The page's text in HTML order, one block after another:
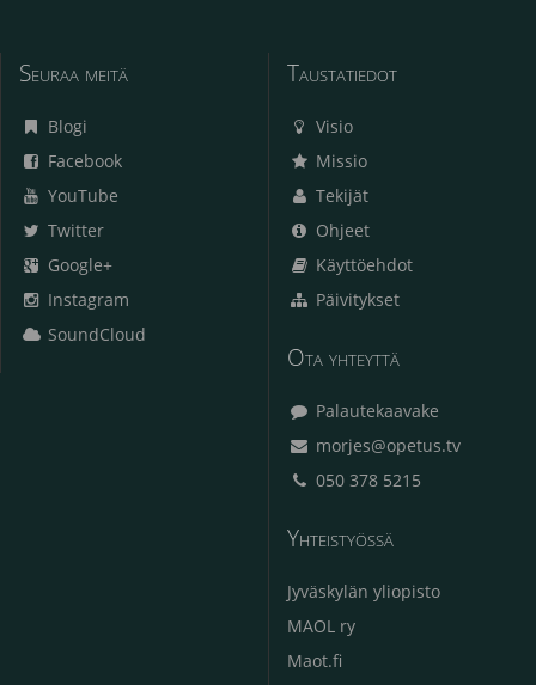
Seuraa meitä
Blogi
Facebook
YouTube
Twitter
Google+
Instagram
SoundCloud
Taustatiedot
Visio
Missio
Tekijät
Ohjeet
Käyttöehdot
Päivitykset
Ota yhteyttä
Palautekaavake
morjes@opetus.tv
050 378 5215
Yhteistyössä
Jyväskylän yliopisto
MAOL ry
Maot.fi